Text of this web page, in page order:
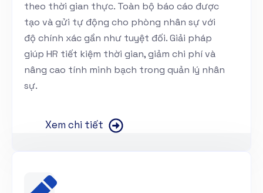
theo thời gian thực. Toàn bộ báo cáo được
tạo và gửi tự động cho phòng nhân sự với
độ chính xác gần như tuyệt đối. Giải pháp
giúp HR tiết kiệm thời gian, giảm chi phí và
nâng cao tính minh bạch trong quản lý nhân
sự.
Xem chi tiết